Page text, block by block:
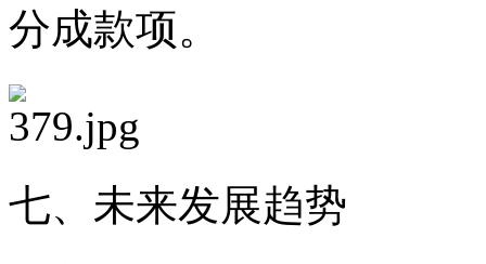
分成款项。
七、未来发展趋势